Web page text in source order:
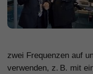
zwei Frequenzen auf
verwenden, z. B. mit